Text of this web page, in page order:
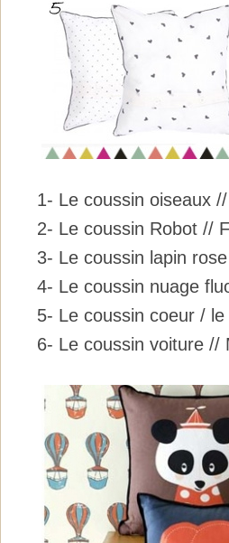
1- Le coussin oiseaux
2- Le coussin Robot //
3- Le coussin lapin
4- Le coussin nuage
5- Le coussin coeur /
6- Le coussin voiture //